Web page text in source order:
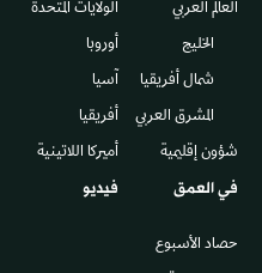
العالم العربي
الخليج
شمال أفريقيا
المشرق العربي
شؤون إقليمية
الولايات المتحدة
أوروبا
آسيا
أفريقيا
أميركا اللاتينية
في العمق
حصاد الأسبوع
فيديو